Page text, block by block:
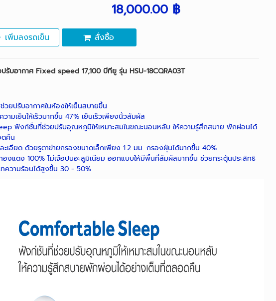
18,000.00 ฿
เพิ่มลงรถเข็น สั่งซื้อ
ปรับอากาศ Fixed speed 17,100 บีทียู รุ่น HSU-18CQRA03T
วยปรับอากาศในห้องให้เย็นสบายขึ้น
ามเย็นให้เร็วมากขึ้น 47% เย็นเร็วเพียงนิ้วสัมผัส
ฟังก์ชั่นที่ช่วยปรับอุณหภูมิให้เหมาะสมในขณะนอนหลับ ให้ความรู้สึกสบาย พักผ่อนได้
ดคืน
เอียด ด้วยรูตาข่ายกรองขนาดเล็กเพียง 1.2 มม. กรองฝุ่นได้มากขึ้น 40%
องแดง 100% ไม่เจือปนอะลูมิเนียม ออกแบบให้มีพื้นที่สัมผัสมากขึ้น ช่วยกระตุ้นประสิทธิ
ทความร้อนได้สูงขึ้น 30 - 50%